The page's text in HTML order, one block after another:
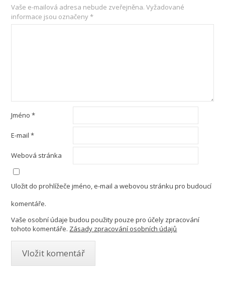
Vaše e-mailová adresa nebude zveřejněna. Vyžadované
informace jsou označeny*
Jméno*
E-mail*
Webová stránka
Uložit do prohlížeče jméno, e-mail a webovou stránku pro budoucí
komentáře.
Vaše osobní údaje budou použity pouze pro účely zpracování
tohoto komentáře. Zásady zpracování osobních údajů